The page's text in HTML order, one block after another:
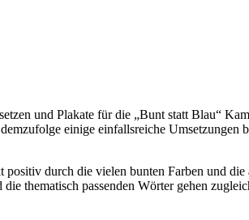
und Plakate für die „Bunt statt Blau“
einige einfallsreiche
durch die vielen bunten Farben und
thematisch passenden Wörter gehen